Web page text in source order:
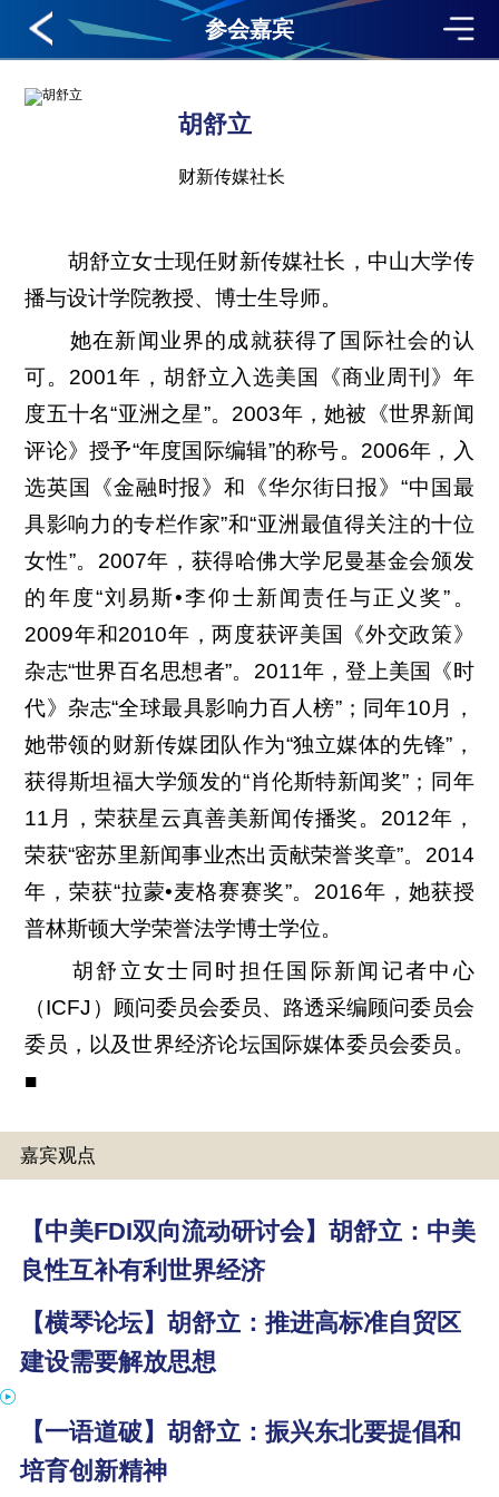
参会嘉宾
胡舒立
财新传媒社长
胡舒立女士现任财新传媒社长，中山大学传
播与设计学院教授、博士生导师。
她在新闻业界的成就获得了国际社会的认
可。2001年，胡舒立入选美国《商业周刊》年
度五十名“亚洲之星”。2003年，她被《世界新闻
评论》授予“年度国际编辑”的称号。2006年，入
选英国《金融时报》和《华尔街日报》“中国最
具影响力的专栏作家”和“亚洲最值得关注的十位
女性”。2007年，获得哈佛大学尼曼基金会颁发
的年度“刘易斯•李仰士新闻责任与正义奖”。
2009年和2010年，两度获评美国《外交政策》
杂志“世界百名思想者”。2011年，登上美国《时
代》杂志“全球最具影响力百人榜”；同年10月，
她带领的财新传媒团队作为“独立媒体的先锋”，
获得斯坦福大学颁发的“肖伦斯特新闻奖”；同年
11月，荣获星云真善美新闻传播奖。2012年，
荣获“密苏里新闻事业杰出贡献荣誉奖章”。2014
年，荣获“拉蒙•麦格赛赛奖”。2016年，她获授
普林斯顿大学荣誉法学博士学位。
胡舒立女士同时担任国际新闻记者中心
（ICFJ）顾问委员会委员、路透采编顾问委员会
委员，以及世界经济论坛国际媒体委员会委员。
■
嘉宾观点
【中美FDI双向流动研讨会】胡舒立：中美
良性互补有利世界经济
【横琴论坛】胡舒立：推进高标准自贸区
建设需要解放思想
【一语道破】胡舒立：振兴东北要提倡和
培育创新精神